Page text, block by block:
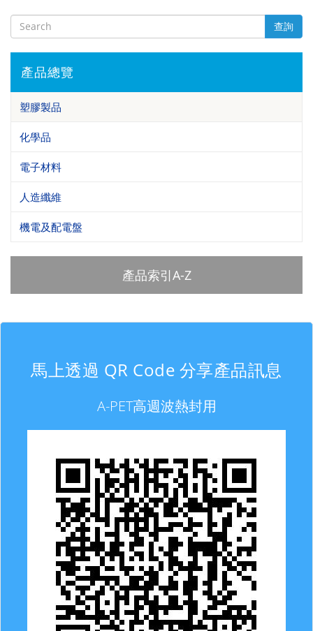
查詢
產品總覽
塑膠製品
化學品
電子材料
人造纖維
機電及配電盤
產品索引A-Z
馬上透過 QR Code 分享產品訊息
A-PET高週波熱封用